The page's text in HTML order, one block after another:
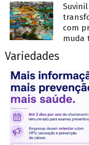
com
muda
Variedades